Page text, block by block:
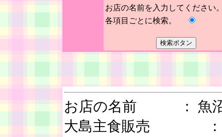
お店の名前を入力してくださ
各項目ごとに検索。
お店の名前 ： 魚
大島主食販売